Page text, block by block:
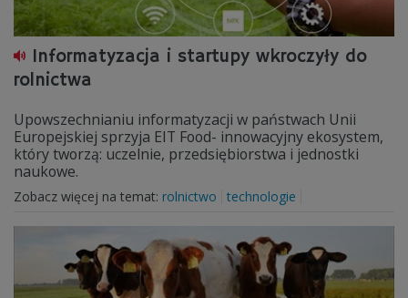
Informatyzacja i startupy wkroczyły do
rolnictwa
Upowszechnianiu informatyzacji w państwach Unii
Europejskiej sprzyja EIT Food- innowacyjny ekosystem,
który tworzą: uczelnie, przedsiębiorstwa i jednostki
naukowe.
Zobacz więcej na temat: rolnictwo technologie